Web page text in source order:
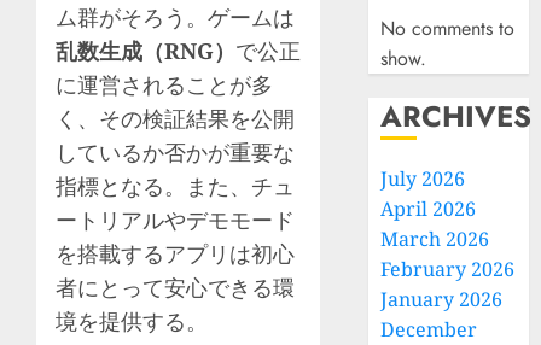
ム群がそろう。ゲームは
乱数生成（RNG） で公正
に運営されることが多
く、その検証結果を公開
しているか否かが重要な
指標となる。また、チュ
ートリアルやデモモード
を搭載するアプリは初心
者にとって安心できる環
境を提供する。
No comments to
show.
ARCHIVES
July 2026
April 2026
March 2026
February 2026
January 2026
December